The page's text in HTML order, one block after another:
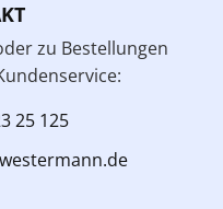
zu Bestellungen
25 125